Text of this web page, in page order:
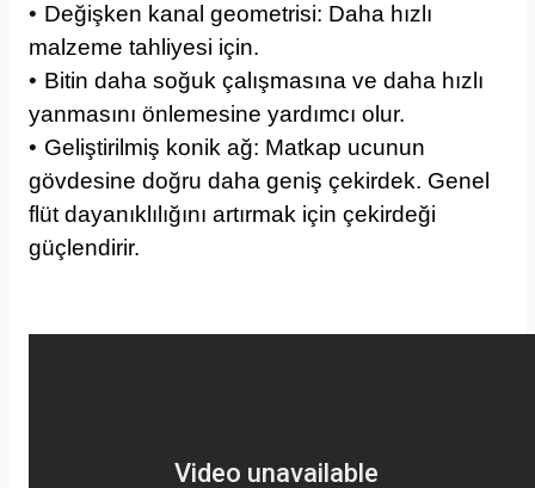
• Değişken kanal geometrisi: Daha hızlı
malzeme tahliyesi için.
• Bitin daha soğuk çalışmasına ve daha hızlı
yanmasını önlemesine yardımcı olur.
• Geliştirilmiş konik ağ: Matkap ucunun
gövdesine doğru daha geniş çekirdek. Genel
flüt dayanıklılığını artırmak için çekirdeği
güçlendirir.